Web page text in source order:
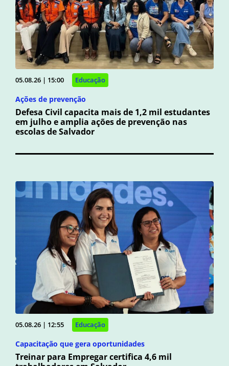
05.08.26 | 15:00 Educação
Ações de prevenção
Defesa Civil capacita mais de 1,2 mil estudantes
em julho e amplia ações de prevenção nas
escolas de Salvador
05.08.26 | 12:55 Educação
Capacitação que gera oportunidades
Treinar para Empregar certifica 4,6 mil